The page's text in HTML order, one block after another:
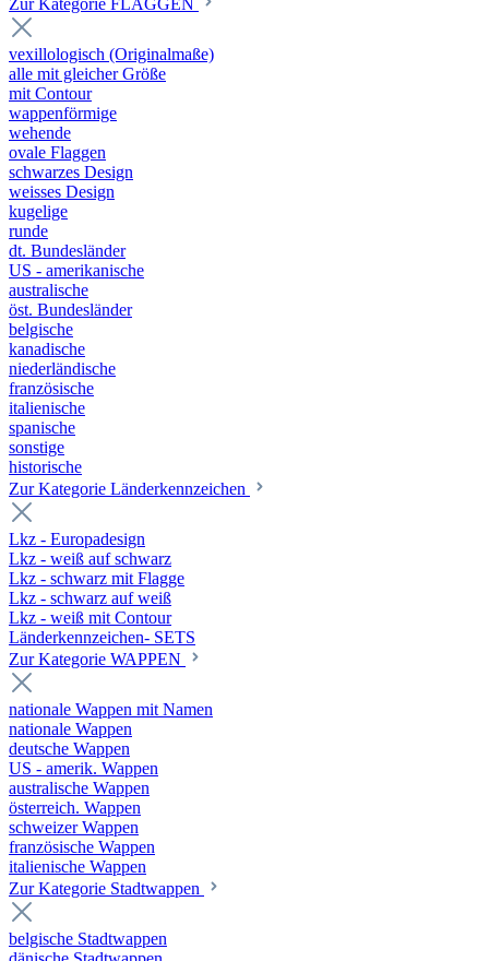
Zur Kategorie FLAGGEN
vexillologisch (Originalmaße)
alle mit gleicher Größe
mit Contour
wappenförmige
wehende
ovale Flaggen
schwarzes Design
weisses Design
kugelige
runde
dt. Bundesländer
US - amerikanische
australische
öst. Bundesländer
belgische
kanadische
niederländische
französische
italienische
spanische
sonstige
historische
Zur Kategorie Länderkennzeichen
Lkz - Europadesign
Lkz - weiß auf schwarz
Lkz - schwarz mit Flagge
Lkz - schwarz auf weiß
Lkz - weiß mit Contour
Länderkennzeichen- SETS
Zur Kategorie WAPPEN
nationale Wappen mit Namen
nationale Wappen
deutsche Wappen
US - amerik. Wappen
australische Wappen
österreich. Wappen
schweizer Wappen
französische Wappen
italienische Wappen
Zur Kategorie Stadtwappen
belgische Stadtwappen